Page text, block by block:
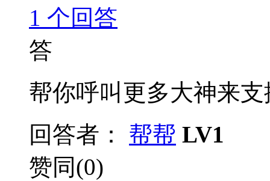
1 个回答
答
帮你呼叫更多大神来
回答者：
帮帮 LV1
赞同(0)